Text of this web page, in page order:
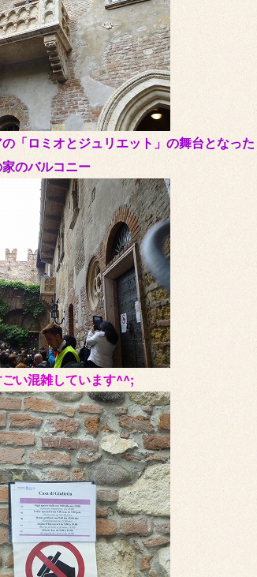
「ロミオとジュリエット」の舞台となった
のバルコニー
い混雑しています^^;